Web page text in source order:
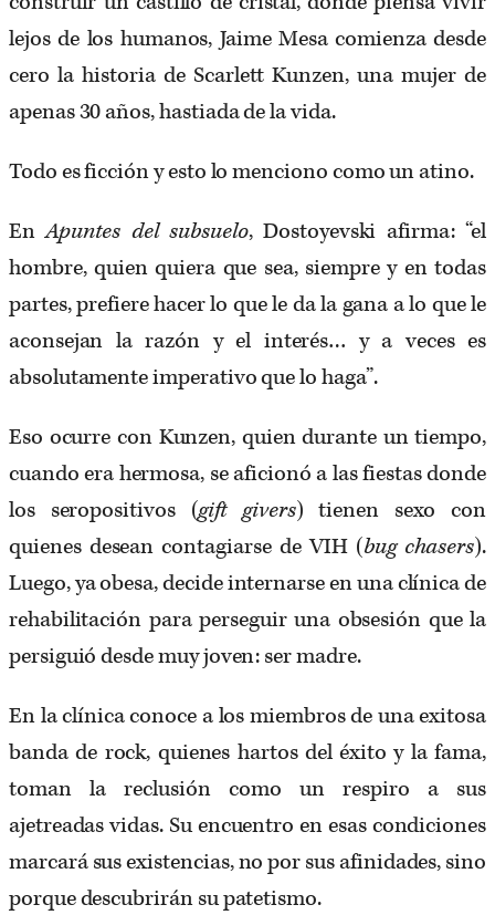
lejos de los humanos, Jaime Mesa comienza desde
cero la historia de Scarlett Kunzen, una mujer de
apenas 30 años, hastiada de la vida.
Todo es ficción y esto lo menciono como un atino.
EnApuntes del subsuelo, Dostoyevski afirma: “el
hombre, quien quiera que sea, siempre y en todas
partes, prefiere hacer lo que le da la gana a lo que le
aconsejan la razón y el interés… y a veces es
absolutamente imperativo que lo haga”.
Eso ocurre con Kunzen, quien durante un tiempo,
cuando era hermosa, se aficionó a las fiestas donde
los seropositivos (gift givers) tienen sexo con
quienes desean contagiarse de VIH (bug chasers).
Luego, ya obesa, decide internarse en una clínica de
rehabilitación para perseguir una obsesión que la
persiguió desde muy joven: ser madre.
En la clínica conoce a los miembros de una exitosa
banda de rock, quienes hartos del éxito y la fama,
toman la reclusión como un respiro a sus
ajetreadas vidas. Su encuentro en esas condiciones
marcará sus existencias, no por sus afinidades, sino
porque descubrirán su patetismo.